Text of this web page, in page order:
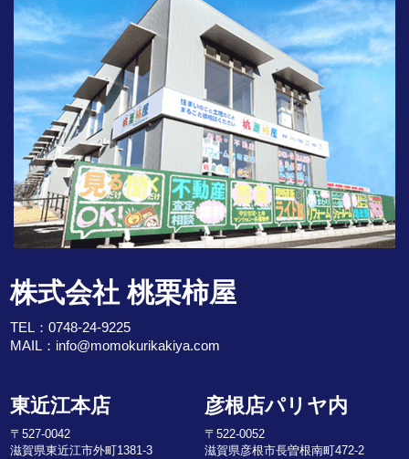
株式会社 桃栗柿屋
TEL：0748-24-9225
MAIL： info@momokurikakiya.com
東近江本店
〒527-0042
滋賀県東近江市外町1381-3
彦根店パリヤ内
〒522-0052
滋賀県彦根市長曽根南町472-2